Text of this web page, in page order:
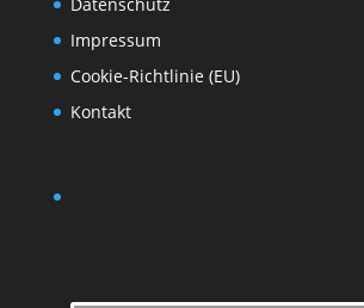
Impressum
Cookie-Richtlinie (EU)
Kontakt